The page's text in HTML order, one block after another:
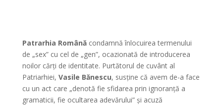
Patrarhia Românăcondamnă înlocuirea termenului
de „sex” cu cel de „gen”, ocazionată de introducerea
noilor cărți de identitate. Purtătorul de cuvânt al
Patriarhiei, Vasile Bănescu, susține că avem de-a face
cu un act care „denotă fie sfidarea prin ignoranță a
gramaticii, fie ocultarea adevărului” și acuză